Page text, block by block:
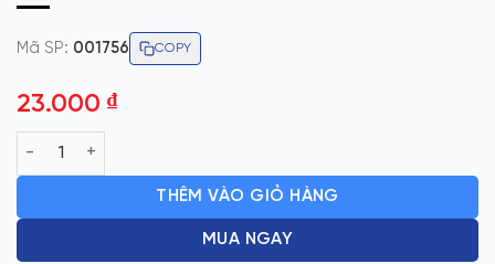
Mã SP: 001756 COPY
23.000 ₫
KHĂN GIẤY ƯỚT HUGGIES DỊU NHẸ 64 TỜ số lượng
THÊM VÀO GIỎ HÀNG
MUA NGAY